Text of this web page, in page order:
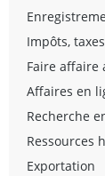
Impôts,
Faire affaire
Affaires en
Recherche
Ressources
Exportation